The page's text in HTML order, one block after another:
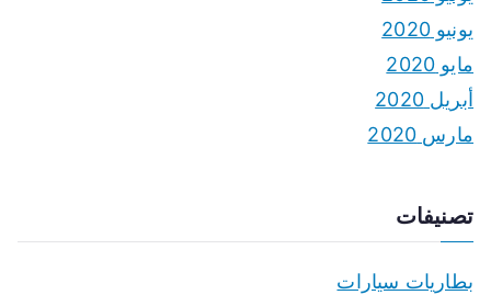
يونيو 2020
مايو 2020
أبريل 2020
مارس 2020
تصنيفات
بطاريات سيارات